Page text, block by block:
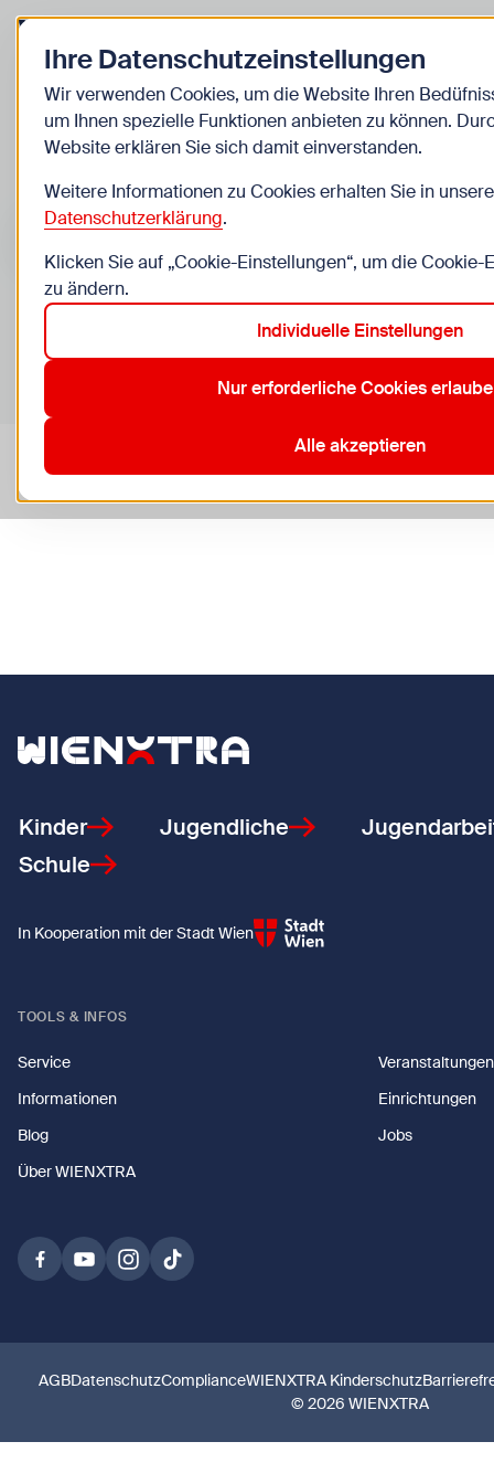
Zurück zur Startseite
Kinder
Veranstaltungen
Suche im Bereich “Kinder”
Suchen
Veranstaltungen in Wien im Bereich “Kinder”
12. Meidling 15. Rudolfsheim-Fünfhaus
Zurücksetzen
Zurück zur Startseite
Kinder Jugendliche
Schule
In Kooperation mit der Stadt Wien
TOOLS & INFOS
Service
Veranstaltungen
Informationen
Einrichtungen
Blog
Jobs
Über WIENXTRA
© 2026 WIENXTRA
AGBDatenschutzComplianceWIENXTRA Kinderschutz
Ihre Datenschutzeinstellungen
Wir verwenden Cookies, um die Website Ihren
um Ihnen spezielle Funktionen anbieten zu können.
Website erklären Sie sich damit einverstanden.
Weitere Informationen zu Cookies erhalten Sie in
Datenschutzerklärung.
Klicken Sie auf „Cookie-Einstellungen“, um die
zu ändern.
Individuelle Einstellungen
Nur erforderliche Cookies
Alle akzeptieren